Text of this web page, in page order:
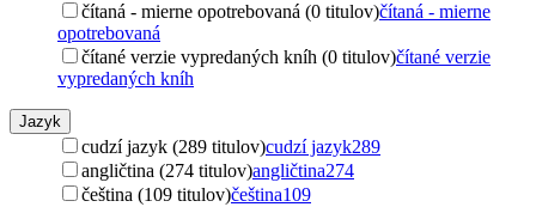
čítaná - mierne opotrebovaná (0 titulov)čítaná - mierne
opotrebovaná
čítané verzie vypredaných kníh (0 titulov)čítané verzie
vypredaných kníh
Jazyk
cudzí jazyk (289 titulov)cudzí jazyk289
angličtina (274 titulov)angličtina274
čeština (109 titulov)čeština109